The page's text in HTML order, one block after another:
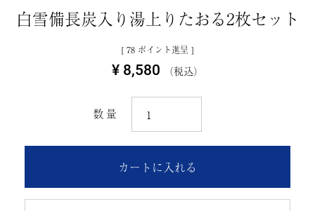
白雪備長炭入り湯上りたおる2枚セット
[ 78 ポイント進呈 ]
¥ 8,580 税込
カートに入れる